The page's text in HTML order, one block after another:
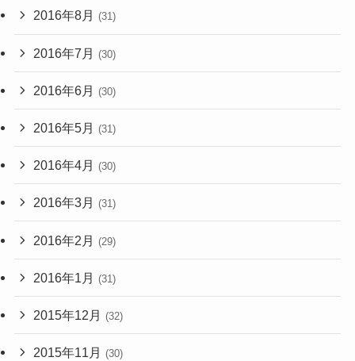
2016年8月 (31)
2016年7月 (30)
2016年6月 (30)
2016年5月 (31)
2016年4月 (30)
2016年3月 (31)
2016年2月 (29)
2016年1月 (31)
2015年12月 (32)
2015年11月 (30)